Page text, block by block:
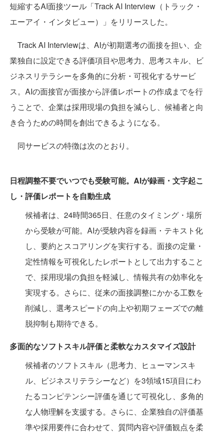
短縮するAI面接ツール「Track AI Interview（トラック・
エーアイ・インタビュー）」をリリースした。
Track AI Interviewは、AIが初期選考の面接を担い、企
業独自に設定できる評価項目や思考力、思考スキル、ビ
ジネスリテラシーを多角的に分析・可視化するサービ
ス。AIの面接官が面接から評価レポートの作成までを行
うことで、企業は採用現場の負担を減らし、候補者と向
き合うための時間を創出できるようになる。
同サービスの特徴は次のとおり。
日程調整不要でいつでも受験可能。AIが録画・文字起こ
し・評価レポートを自動生成
候補者は、24時間365日、任意のタイミング・場所
から受験が可能。AIが受験内容を録画・テキスト化
し、要約とスコアリングを実行する。面接の定量・
定性情報を可視化したレポートとして出力すること
で、採用現場の負担を軽減し、情報共有の効率化を
実現する。さらに、従来の面接調整にかかる工数を
削減し、選考スピードの向上や初期フェーズでの離
脱抑制も期待できる。
多面的なソフトスキル評価と柔軟なカスタマイズ設計
候補者のソフトスキル（思考力、ヒューマンスキ
ル、ビジネスリテラシーなど）を3領域15項目にわ
たるコンピテンシー評価を通じて可視化し、多角的
な人物理解を支援する。さらに、企業独自の評価基
準や採用要件に合わせて、質問内容や評価観点を柔